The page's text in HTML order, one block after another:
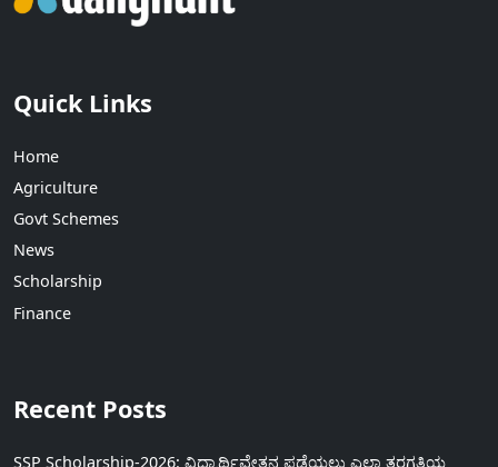
Quick Links
Home
Agriculture
Govt Schemes
News
Scholarship
Finance
Recent Posts
SSP Scholarship-2026: ವಿದ್ಯಾರ್ಥಿವೇತನ ಪಡೆಯಲು ಎಲ್ಲಾ ತರಗತಿಯ